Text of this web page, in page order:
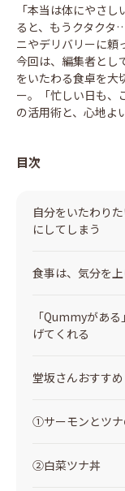
「本当は体にやさ
ると、もうクタクタ
ニやデリバリーに頼
今回は、編集者とし
をいたわる食卓を大
ー。「忙しい日も
の活用術と、心地よ
目次
自分をいたわり
にしてしまう
食事は、気分を
「Qummyがあ
げてくれる
堂坂さんおすす
①サーモンとツナ
②白菜ツナ丼